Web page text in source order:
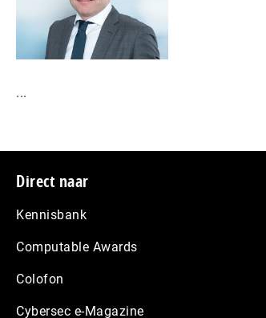
...
Footer
Direct naar
Kennisbank
Computable Awards
Colofon
Cybersec e-Magazine